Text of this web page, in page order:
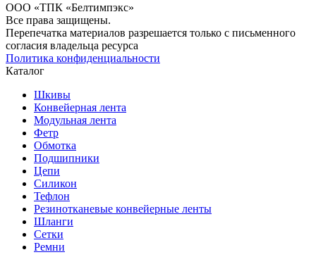
ООО «ТПК «Белтимпэкс»
Все права защищены.
Перепечатка материалов разрешается только с письменного
согласия владельца ресурса
Политика конфиденциальности
Каталог
Шкивы
Конвейерная лента
Модульная лента
Фетр
Обмотка
Подшипники
Цепи
Силикон
Тефлон
Резинотканевые конвейерные ленты
Шланги
Сетки
Ремни